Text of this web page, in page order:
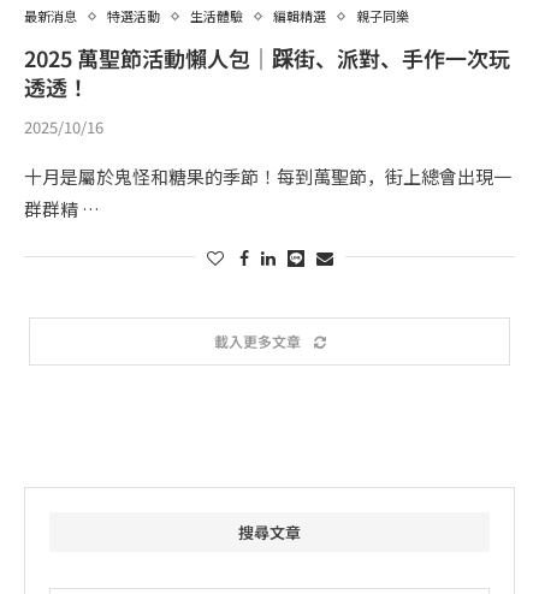
最新消息 特選活動 生活體驗 編輯精選 親子同樂
2025 萬聖節活動懶人包｜踩街、派對、手作一次玩
透透！
2025/10/16
十月是屬於鬼怪和糖果的季節！每到萬聖節，街上總會出現一
群群精 …
載入更多文章
搜尋文章